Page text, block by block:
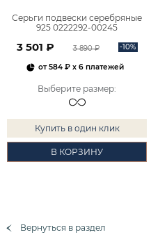
Серьги подвески серебряные
925 0222292-00245
3 501 ₽ 3 890 ₽ -10%
от584 ₽ x 6 платежей
Выберите размер:
Купить в один клик
В КОРЗИНУ
Вернуться в раздел